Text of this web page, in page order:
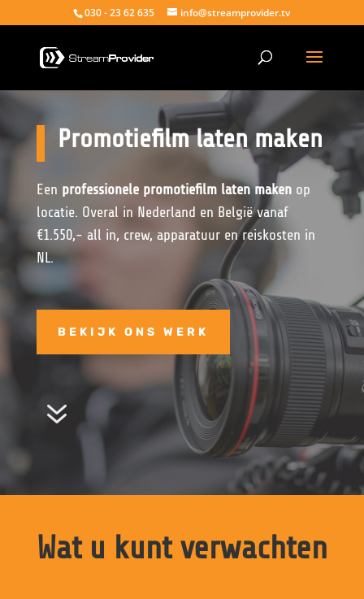
030 - 23 62 635 info@streamprovider.tv
Promotiefilm laten maken
Een professionele promotiefilm laten makenop
locatie. Overal in Nederland en België vanaf
€1.550,- all in, crew, apparatuur en reiskosten in
NL.
BEKIJK ONS WERK
7
Wat u kunt verwachten